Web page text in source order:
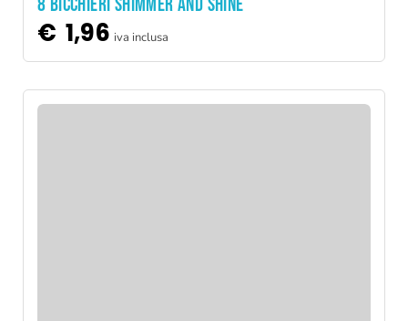
8 BICCHIERI SHIMMER AND SHINE
€ 1,96 iva inclusa